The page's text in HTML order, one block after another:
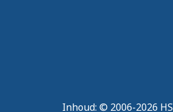
Inhoud: © 2006-2026